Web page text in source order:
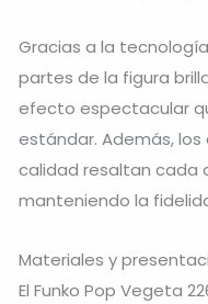
Gracias a la
partes de la figura
efecto espectacular
estándar. Además,
calidad resaltan cada
manteniendo la
Materiales y
El Funko Pop Vegeta